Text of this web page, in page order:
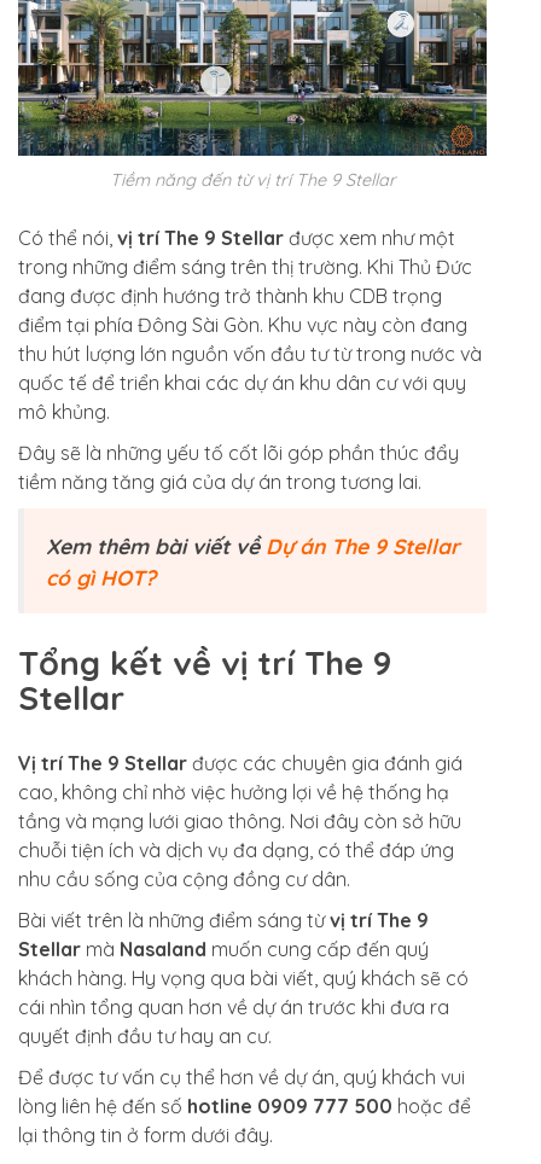
Tiềm năng đến từ vị trí The 9 Stellar
Có thể nói, vị trí The 9 Stellar được xem như một
trong những điểm sáng trên thị trường. Khi Thủ Đức
đang được định hướng trở thành khu CDB trọng
điểm tại phía Đông Sài Gòn. Khu vực này còn đang
thu hút lượng lớn nguồn vốn đầu tư từ trong nước và
quốc tế để triển khai các dự án khu dân cư với quy
mô khủng.
Đây sẽ là những yếu tố cốt lõi góp phần thúc đẩy
tiềm năng tăng giá của dự án trong tương lai.
Xem thêm bài viết vềDự án The 9 Stellar
có gì HOT?
Tổng kết về vị trí The 9
Stellar
Vị trí The 9 Stellar được các chuyên gia đánh giá
cao, không chỉ nhờ việc hưởng lợi về hệ thống hạ
tầng và mạng lưới giao thông. Nơi đây còn sở hữu
chuỗi tiện ích và dịch vụ đa dạng, có thể đáp ứng
nhu cầu sống của cộng đồng cư dân.
Bài viết trên là những điểm sáng từvị trí The 9
Stellar mà Nasaland muốn cung cấp đến quý
khách hàng. Hy vọng qua bài viết, quý khách sẽ có
cái nhìn tổng quan hơn về dự án trước khi đưa ra
quyết định đầu tư hay an cư.
Để được tư vấn cụ thể hơn về dự án, quý khách vui
lòng liên hệ đến số hotline 0909 777 500 hoặc để
lại thông tin ở form dưới đây.